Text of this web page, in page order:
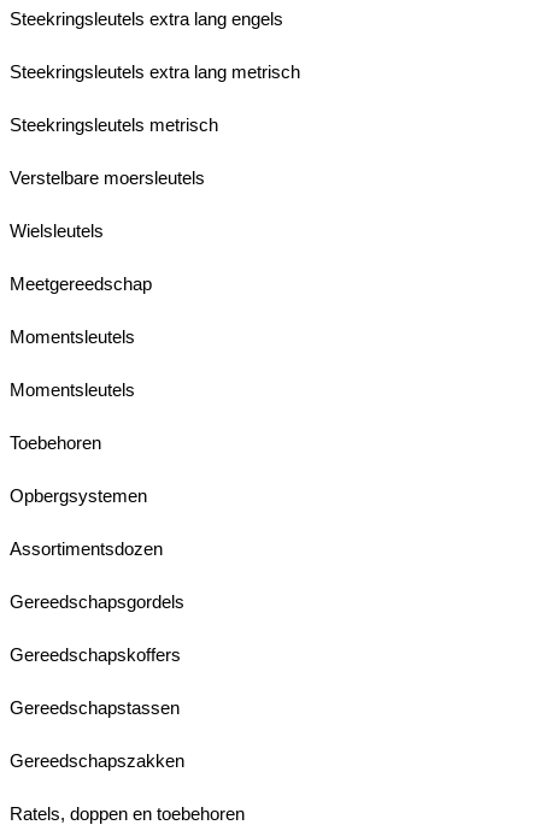
Steekringsleutels extra lang engels
Steekringsleutels extra lang metrisch
Steekringsleutels metrisch
Verstelbare moersleutels
Wielsleutels
Meetgereedschap
Momentsleutels
Momentsleutels
Toebehoren
Opbergsystemen
Assortimentsdozen
Gereedschapsgordels
Gereedschapskoffers
Gereedschapstassen
Gereedschapszakken
Ratels, doppen en toebehoren